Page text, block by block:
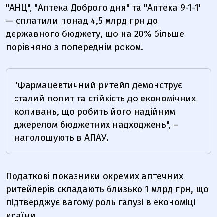
"АНЦ", "Аптека Доброго дня" та "Аптека 9-1-1"
— сплатили понад 4,5 млрд грн до
державного бюджету, що на 20% більше
порівняно з попереднім роком.
"Фармацевтичний ритейл демонструє
сталий попит та стійкість до економічних
коливань, що робить його надійним
джерелом бюджетних надходжень", –
наголошують в АПАУ.
Податкові показники окремих аптечних
ритейлерів складають близько 1 млрд грн, що
підтверджує вагому роль галузі в економіці